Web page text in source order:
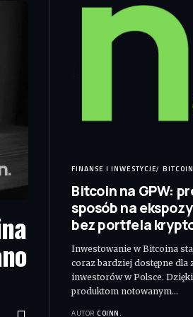
FINANSE I INWESTYCJE BITCOIN
Bitcoin na GPW:
sposób na
bez portfela
Inwestowanie w Bitcoina
coraz bardziej dostępne dla
inwestorów w Polsce. Dzięki
produktom notowanym…
AUTOR COINN.